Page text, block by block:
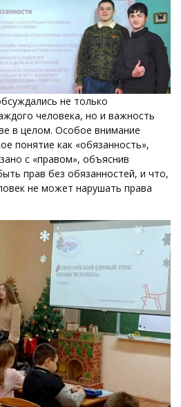
не только
человека, но и важность
в целом. Особое внимание
понятие как «обязанность»,
с «правом», объяснив
прав без обязанностей, и что,
не может нарушать права